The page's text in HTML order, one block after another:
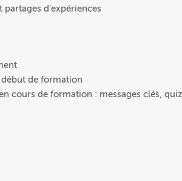
partages d'expériences
début de formation
cours de formation : messages clés,